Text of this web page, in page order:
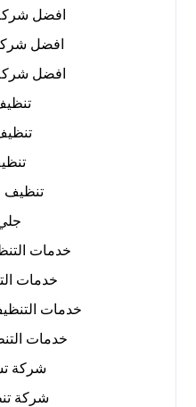
افضل
افضل
افضل
تنظيف
خدمات
خدمات
خدمات
خدمات
شركة
شركة